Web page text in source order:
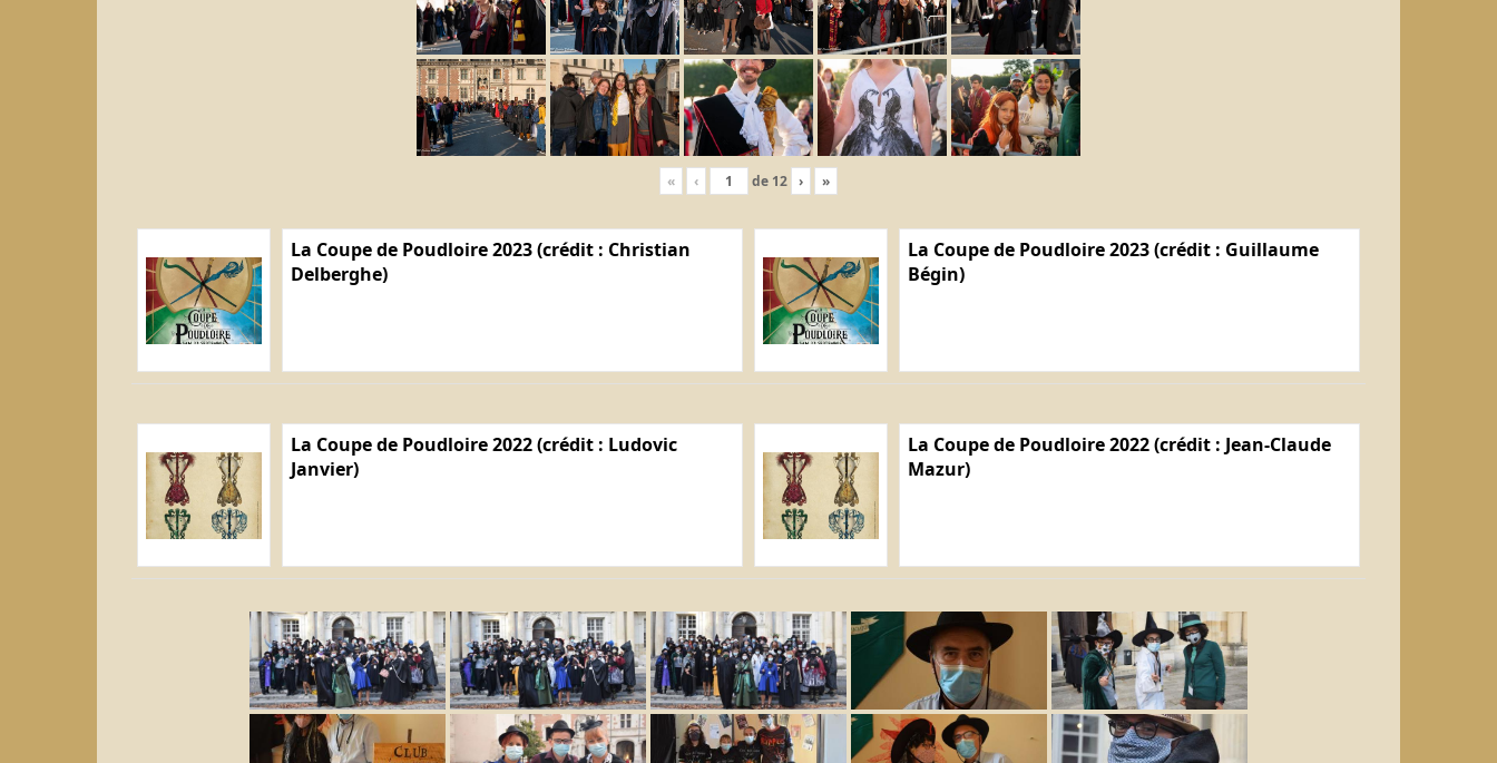
« ‹ de 12 › »
La Coupe de Poudloire 2023 (crédit : Christian
Delberghe)
La Coupe de Poudloire 2023 (crédit : Guillaume
Bégin)
La Coupe de Poudloire 2022 (crédit : Ludovic
Janvier)
La Coupe de Poudloire 2022 (crédit : Jean-Claude
Mazur)